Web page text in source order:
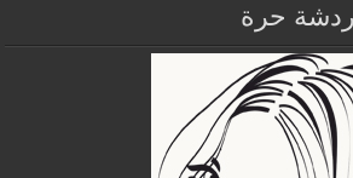
حرة